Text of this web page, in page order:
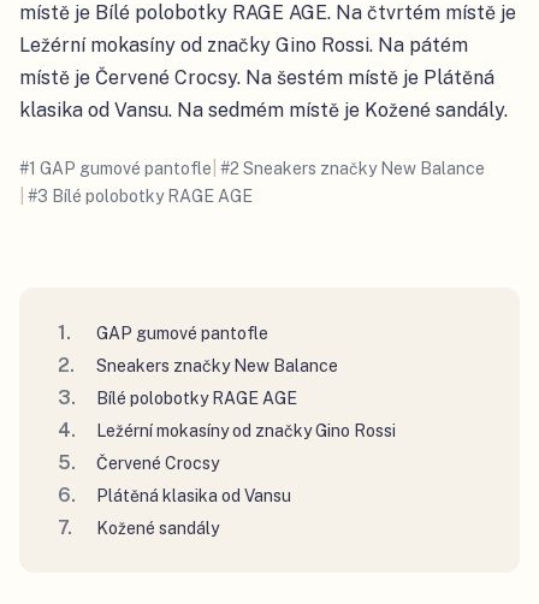
místě je Bílé polobotky RAGE AGE. Na čtvrtém místě je
Ležérní mokasíny od značky Gino Rossi. Na pátém
místě je Červené Crocsy. Na šestém místě je Plátěná
klasika od Vansu. Na sedmém místě je Kožené sandály.
#1 GAP gumové pantofle #2 Sneakers značky New Balance
#3 Bílé polobotky RAGE AGE
GAP gumové pantofle
Sneakers značky New Balance
Bílé polobotky RAGE AGE
Ležérní mokasíny od značky Gino Rossi
Červené Crocsy
Plátěná klasika od Vansu
Kožené sandály